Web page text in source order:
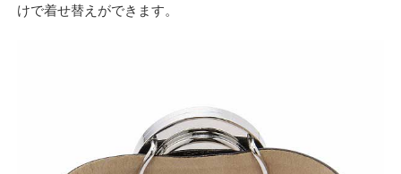
けで着せ替えができます。